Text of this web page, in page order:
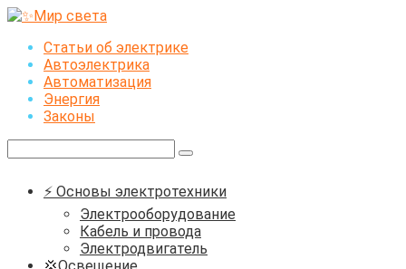
Перейти
контентуСтатьи об электрике
Автоэлектрика
Автоматизация
Энергия
Законы
⚡ Основы электротехники
Электрооборудование
Кабель и провода
Электродвигатель